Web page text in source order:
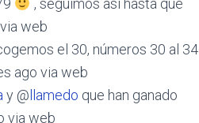
, seguimos así hasta que
web
el 30, números 30 al 34
ago via web
y @ llamedo que han ganado
via web